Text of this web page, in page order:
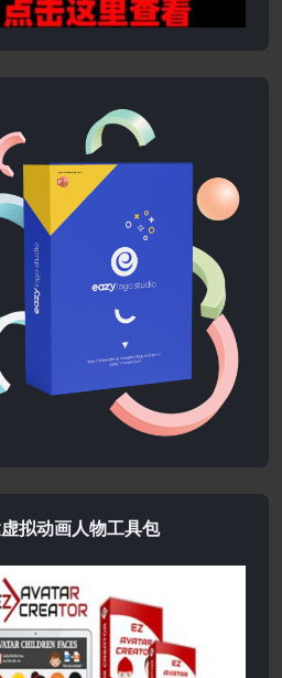
拟动画人物工具包